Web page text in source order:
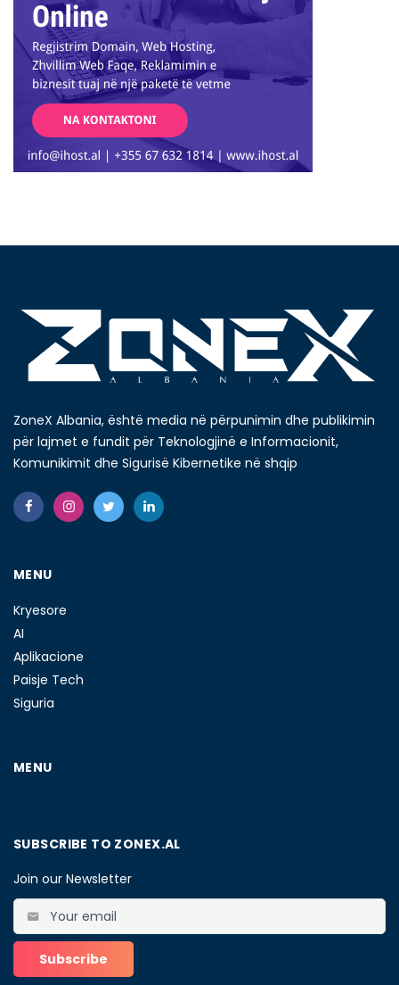
ZoneX Albania, është media në përpunimin dhe publikimin
për lajmet e fundit për Teknologjinë e Informacionit,
Komunikimit dhe Sigurisë Kibernetike në shqip
MENU
Kryesore
AI
Aplikacione
Paisje Tech
Siguria
MENU
SUBSCRIBE TO ZONEX.AL
Join our Newsletter